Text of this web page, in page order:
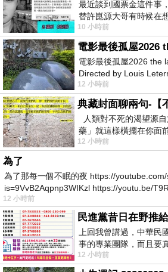
最近談到國票金這件事
替許崑源大哥有時候在
其實就是想要國庫通黨
10 小時前
電影最後孤屋2026 the
Directed by Louis
Robinson Starring
12 小時前
典藏封面聊兩句-【
人類對不死的渴望源
藥」就這樣橫擺在你面
停止衰老、痛覺消失…堪
12 小時前
為了
為了那每一個不眠的夜 https://
is=9VvB2Aqpnp3WIKzl https://youtu.be/
12 小時前
民進黨昔日在野推
上回我曾講過，中華民
事的專業團隊，而且要
是只會到處甩鍋的雙標
12 小時前